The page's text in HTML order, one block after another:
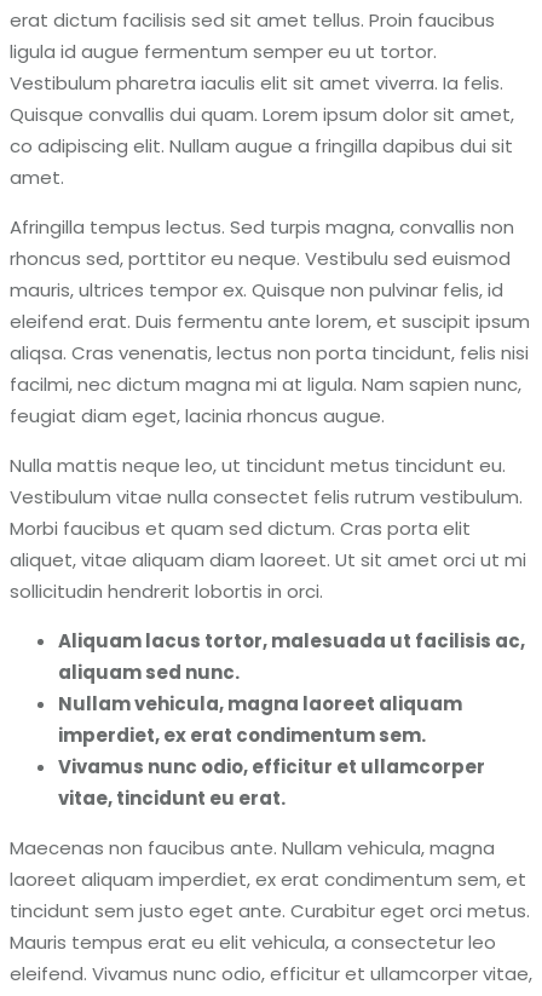
erat dictum facilisis sed sit amet tellus. Proin faucibus
ligula id augue fermentum semper eu ut tortor.
Vestibulum pharetra iaculis elit sit amet viverra. Ia felis.
Quisque convallis dui quam. Lorem ipsum dolor sit amet,
co adipiscing elit. Nullam augue a fringilla dapibus dui sit
amet.
Afringilla tempus lectus. Sed turpis magna, convallis non
rhoncus sed, porttitor eu neque. Vestibulu sed euismod
mauris, ultrices tempor ex. Quisque non pulvinar felis, id
eleifend erat. Duis fermentu ante lorem, et suscipit ipsum
aliqsa. Cras venenatis, lectus non porta tincidunt, felis nisi
facilmi, nec dictum magna mi at ligula. Nam sapien nunc,
feugiat diam eget, lacinia rhoncus augue.
Nulla mattis neque leo, ut tincidunt metus tincidunt eu.
Vestibulum vitae nulla consectet felis rutrum vestibulum.
Morbi faucibus et quam sed dictum. Cras porta elit
aliquet, vitae aliquam diam laoreet. Ut sit amet orci ut mi
sollicitudin hendrerit lobortis in orci.
Aliquam lacus tortor, malesuada ut facilisis ac,
aliquam sed nunc.
Nullam vehicula, magna laoreet aliquam
imperdiet, ex erat condimentum sem.
Vivamus nunc odio, efficitur et ullamcorper
vitae, tincidunt eu erat.
Maecenas non faucibus ante. Nullam vehicula, magna
laoreet aliquam imperdiet, ex erat condimentum sem, et
tincidunt sem justo eget ante. Curabitur eget orci metus.
Mauris tempus erat eu elit vehicula, a consectetur leo
eleifend. Vivamus nunc odio, efficitur et ullamcorper vitae,